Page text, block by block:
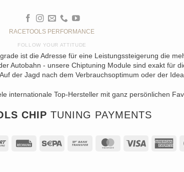
RACETOOLS PERFORMANCE
FOLLOW YOUR ATTITUDE
ist die Adresse für eine Leistungssteigerung die
Autobahn - unsere Chiptuning Module sind exakt für
der Jagd nach dem Verbrauchsoptimum oder der
internationale Top-Hersteller mit ganz persönlichen
CHIP TUNING PAYMENTS
Sofort RechungSepa
Bank
MasterCard
Visa